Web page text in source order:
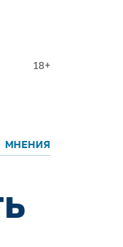
18+
МНЕНИЯ